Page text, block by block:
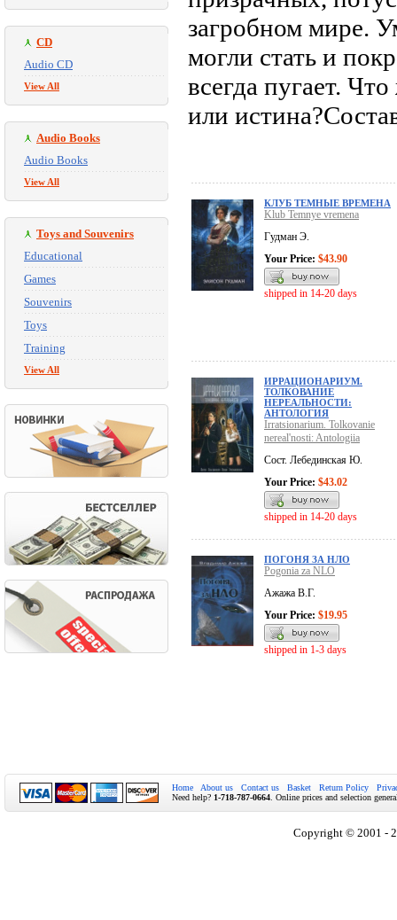
CD
Audio CD
View All
Audio Books
Audio Books
View All
Toys and Souvenirs
Educational
Games
Souvenirs
Toys
Training
View All
загробном мире.
могли стать и
всегда пугает.
или
КЛУБ ТЕМНЫЕ ВРЕМЕНА
Klub Temnye vremena
Гудман Э.
Your Price: $43.90
shipped in 14-20 days
ИРРАЦИОНАРИУМ.
ТОЛКОВАНИЕ
НЕРЕАЛЬНОСТИ:
АНТОЛОГИЯ
Irratsionarium. Tolkovanie
nereal'nosti: Antologiia
Сост. Лебединская Ю.
Your Price: $43.02
shipped in 14-20 days
ПОГОНЯ ЗА НЛО
Pogonia za NLO
Ажажа В.Г.
Your Price: $19.95
shipped in 1-3 days
Home About us Contact us Basket Return Policy
Need help? 1-718-787-0664 . Online prices and selection
Copyright © 2001 -